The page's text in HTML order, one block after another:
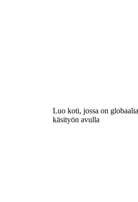
Luo koti, jossa on
käsityön avulla